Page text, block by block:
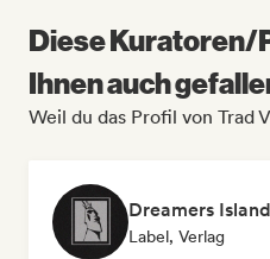
Diese Kuratoren/
Ihnen auch
Weil du das Profil von Trad
Dreamers
Label, Verlag